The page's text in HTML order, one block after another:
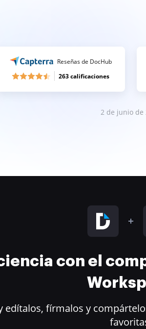
Reseñas de DocHub
263 calificaciones
2 de junio de
con el
edítalos, fírmalos y